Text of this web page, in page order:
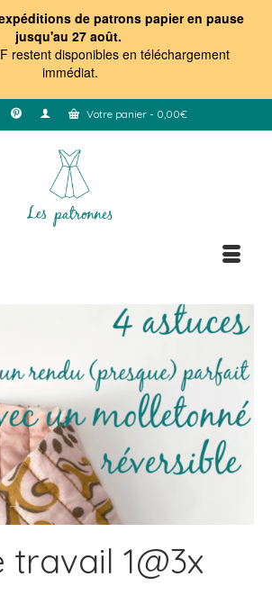
de patrons papier en pause
jusqu'au 27 août.
restent disponibles en téléchargement
immédiat.
Votre panier - 0,00€
travail 1@3x